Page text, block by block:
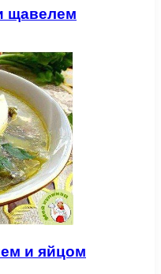
щавелем
и яйцом